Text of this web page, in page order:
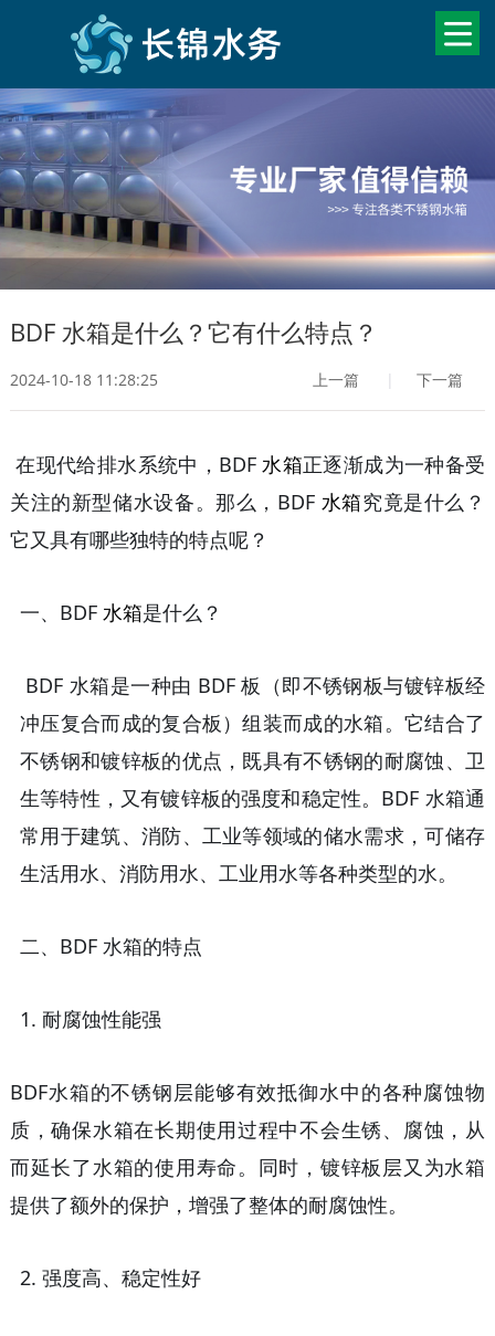
BDF 水箱是什么？它有什么特点？
2024-10-18 11:28:25 上一篇 | 下一篇
在现代给排水系统中， BDF水箱正逐渐成为一种备受
关注的新型储水设备。那么，BDF 水箱究竟是什么？
它又具有哪些独特的特点呢？
一、 BDF 水箱是什么？
BDF 水箱是一种由 BDF 板（即不锈钢板与镀锌板经
冲压复合而成的复合板）组装而成的水箱。它结合了
不锈钢和镀锌板的优点，既具有不锈钢的耐腐蚀、卫
生等特性，又有镀锌板的强度和稳定性。BDF 水箱通
常用于建筑、消防、工业等领域的储水需求，可储存
生活用水、消防用水、工业用水等各种类型的水。
二、 BDF 水箱的特点
1. 耐腐蚀性能强
BDF水箱的不锈钢层能够有效抵御水中的各种腐蚀物
质，确保水箱在长期使用过程中不会生锈、腐蚀，从
而延长了水箱的使用寿命。同时，镀锌板层又为水箱
提供了额外的保护，增强了整体的耐腐蚀性。
2. 强度高、稳定性好